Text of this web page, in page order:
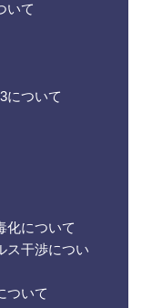
いて
について
化について
ス干渉につい
ついて